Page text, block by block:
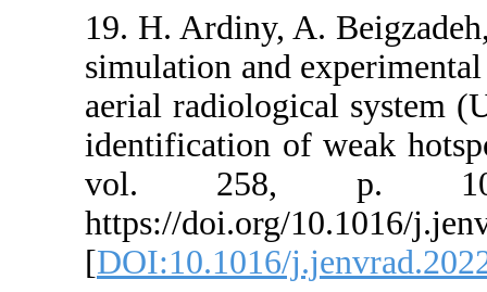
19. H. Ardiny,
simulation and
aerial
identification
vol.
https://doi.org/
[DOI:10.1016/